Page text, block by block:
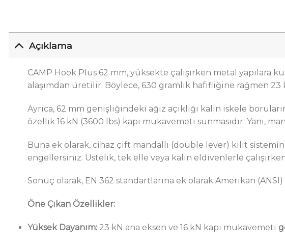
Açıklama
CAMP Hook Plus 62 mm, yüksekte çalışırken metal
alaşımdan üretilir. Böylece, 630 gramlık hafifliğine rağmen
Ayrıca, 62 mm genişliğindeki ağız açıklığı kalın iskele
özellik 16 kN (3600 lbs) kapı mukavemeti sunmasıdır. Yani,
Buna ek olarak, cihaz çift mandallı (double lever) kilit sistemini
engellersiniz. Üstelik, tek elle veya kalın eldivenlerle
Sonuç olarak, EN 362 standartlarına ek olarak Amerikan
Öne Çıkan Özellikler:
Yüksek Dayanım:23 kN ana eksen ve 16 kN kapı mukavemeti